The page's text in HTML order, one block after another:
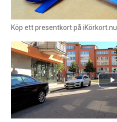
Köp ett presentkort på iKörkort.nu